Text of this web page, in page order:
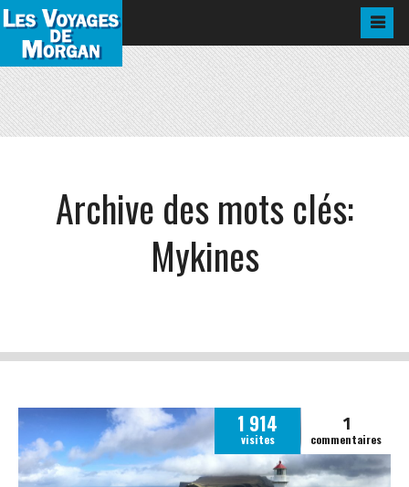
Archive des mots clés:
Mykines
1 914
visites
1
commentaires